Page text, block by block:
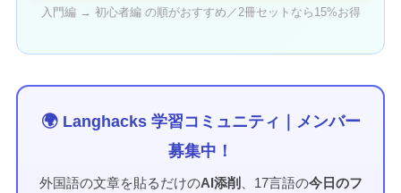
入門編 → 初心者編 の順がおすすめ／2冊セットなら15%お得
🌍 Langhacks 学習コミュニティ｜メンバー
募集中！
外国語の文章を貼るだけのAI添削 、17言語の今日のフ